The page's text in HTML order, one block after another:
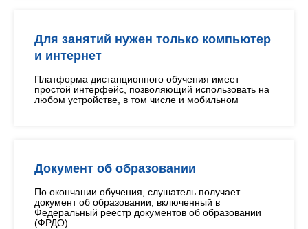
Для занятий нужен только компьютер
и интернет
Платформа дистанционного обучения имеет
простой интерфейс, позволяющий использовать на
любом устройстве, в том числе и мобильном
Документ об образовании
По окончании обучения, слушатель получает
документ об образовании, включенный в
Федеральный реестр документов об образовании
(ФРДО)